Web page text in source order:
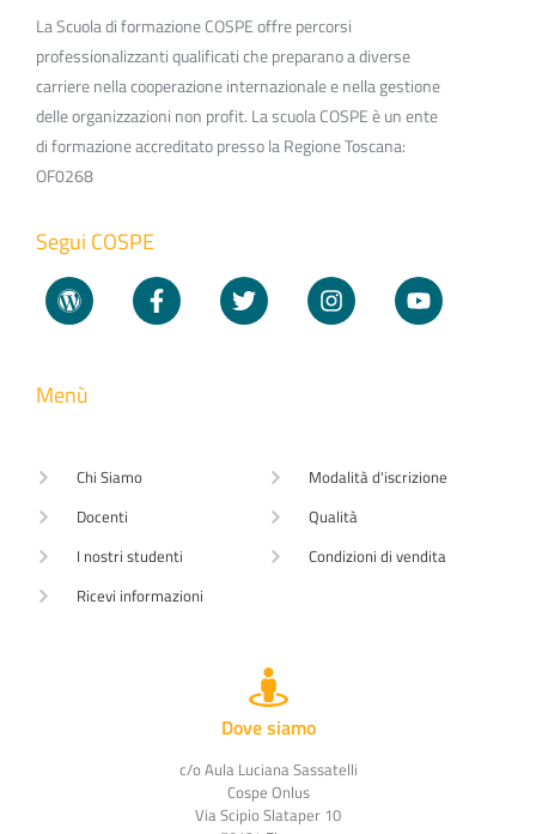
La Scuola di formazione COSPE offre percorsi
professionalizzanti qualificati che preparano a diverse
carriere nella cooperazione internazionale e nella gestione
delle organizzazioni non profit. La scuola COSPE è un ente
di formazione accreditato presso la Regione Toscana:
OF0268
Segui COSPE
Menù
Chi Siamo
Docenti
I nostri studenti
Ricevi informazioni
Modalità d'iscrizione
Qualità
Condizioni di vendita
Dove siamo
c/o Aula Luciana Sassatelli
Cospe Onlus
Via Scipio Slataper 10